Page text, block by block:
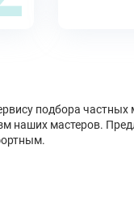
подбора
мастеров.